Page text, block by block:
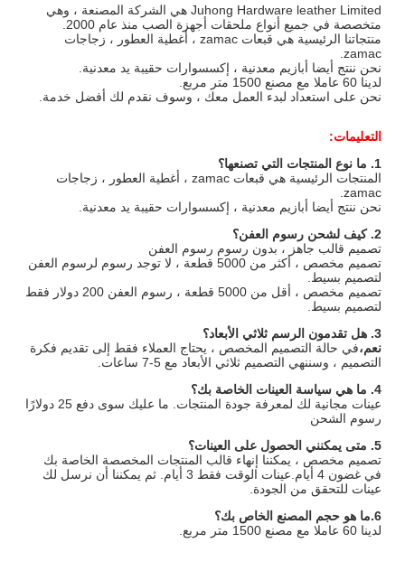
Juhong Hardware leather Limited هي الشركة المصنعة ، وهي
متخصصة في جميع أنواع ملحقات أجهزة الصب منذ عام 2000.
منتجاتنا الرئيسية هي قبعات zamac ، أغطية العطور ، زجاجات
zamac.
نحن ننتج أيضا أبازيم معدنية ، إكسسوارات حقيبة يد معدنية.
لدينا 60 عاملا مع مصنع 1500 متر مربع.
نحن على استعداد لبدء العمل معك ، وسوف نقدم لك أفضل خدمة.
التعليمات:
1. ما نوع المنتجات التي تصنعها؟
المنتجات الرئيسية هي قبعات zamac ، أغطية العطور ، زجاجات
zamac.
نحن ننتج أيضا أبازيم معدنية ، إكسسوارات حقيبة يد معدنية.
2. كيف لشحن رسوم العفن؟
تصميم قالب جاهز ، بدون رسوم رسوم العفن
تصميم مخصص ، أكثر من 5000 قطعة ، لا توجد رسوم لرسوم العفن
لتصميم بسيط.
تصميم مخصص ، أقل من 5000 قطعة ، رسوم العفن 200 دولار فقط
لتصميم بسيط.
3. هل تقدمون الرسم ثلاثي الأبعاد؟
نعم،في حالة التصميم المخصص ، يحتاج العملاء فقط إلى تقديم فكرة
التصميم ، وسننهي التصميم ثلاثي الأبعاد مع 5-7 ساعات.
4. ما هي سياسة العينات الخاصة بك؟
عينات مجانية لك لمعرفة جودة المنتجات. ما عليك سوى دفع 25 دولارًا
رسوم الشحن
5. متى يمكنني الحصول على العينات؟
تصميم مخصص ، يمكننا إنهاء قالب المنتجات المخصصة الخاصة بك
في غضون 4 أيام.عينات الوقت فقط 3 أيام. ثم يمكننا أن نرسل لك
عينات للتحقق من الجودة.
6. ما هو حجم المصنع الخاص بك؟
لدينا 60 عاملا مع مصنع 1500 متر مربع.